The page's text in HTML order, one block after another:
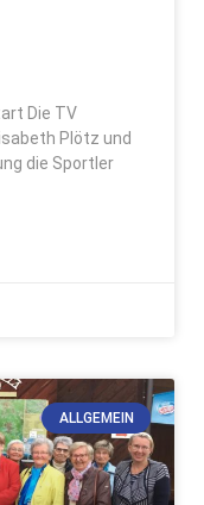
Die TV
Plötz und
die Sportler
ALLGEMEIN